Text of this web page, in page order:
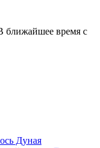
ближайшее время с